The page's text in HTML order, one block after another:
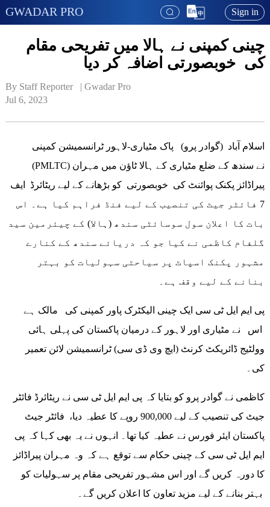
GWADAR PRO Sign in
چینی کمپنی نے ہالا میں تفریحی مقام
کی خوبصورتی اضافہ کر دیا
By Staff Reporter   | Gwadar Pro
Jul 6, 2023
اسلام آباد (گوادر پرو) پاک مٹیاری-لاہور ٹرانسمیشن کمپنی
(PMLTC) نے سندھ کے ضلع مٹیاری کے ہالا ٹاؤن میں مہران
پیراڈائز پکنک پوائنٹ کی خوبصورتی کو بڑھانے کے لیے ریٹائرڈ ایف
7 فائٹر جیٹ کی تنصیب کے لیے فنڈ فراہم کیا ہے۔ اس
بات کا اعلان سول سوسائٹی سندھ (ہالا) کے چیئرمین سید
گلفام کاظمی نے کیا جو کہ دریائے سندھ کے کنارے
مشہور پکنک اسپاٹ پر سیاحتی سہولیات کو بہتر
بنانے کے لیے وقف ہے۔
اس نے مٹیاری اور لاہور کے درمیان پاکستان کی پہلی ہائی
وولٹیج ڈائریکٹ کرنٹ (ایچ وی ڈی سی) ٹرانسمیشن لائن تعمیر
کی۔
کاظمی نے گوادر پرو کو بتایا کہ پی ایم ایل ٹی سی نے ریٹائرڈ فائٹر
جیٹ کی تنصیب کے لیے 900,000 روپے کا عطیہ دیا، فائٹر جیٹ
پاکستان ایئر فورس نے عطیہ کیا تھا۔ انہوں نے یہ بھی کہا کہ پی
ایم ایل ٹی سی کے چینی حکام سے توقع ہے کہ وہ مہران پیراڈائز
کا دورہ کریں گے اور اس مشہور تفریحی مقام پر سہولیات کو